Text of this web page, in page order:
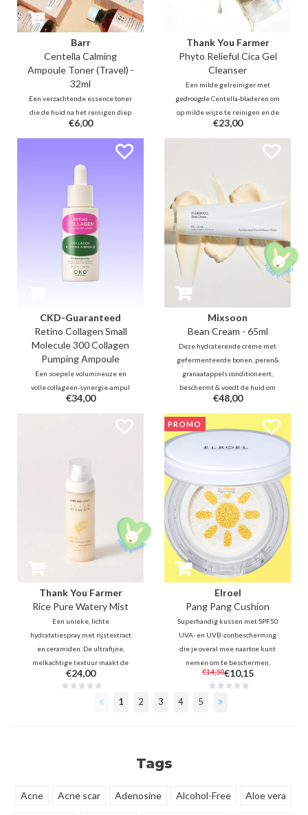
Barr
Centella Calming
Ampoule Toner (Travel) -
32ml
Een verzachtende essence toner
die de huid na het reinigen diep
hydrateert dankzij Panthenol,
Jojoba, Ceramide, Hyaluron.
Daarnaast is deze fles gevuld met
maar liefst 80% kalmerende en
€6,00
Thank You Farmer
Phyto Relieful Cica Gel
Cleanser
Een milde gelreiniger met
gedroogde Centella-bladeren om
op milde wijze te reinigen en de
geïrriteerde huid te kalmeren
door de natuurlijke hydraterende
factor te behouden. Het
alleen overtollige olie en
afvalstoffen.
€23,00
CKD-Guaranteed
Retino Collagen Small
Molecule 300 Collagen
Pumping Ampoule
Een soepele volumineuze en
volle collageen-synergie-ampul
met maar liefst 55% kleine
collageenmoleculen, extra
collageencapsules en 0,01%
en textuur.
€34,00
Mixsoon
Bean Cream - 65ml
Deze hydraterende crème met
gefermenteerde bonen, peren&
granaatappels conditioneert,
beschermt & voedt de huid om
veerkrachtiger,sterker &
stralender te worden.De crème
zit boordevol aminozuren om de
€48,00
Thank You Farmer
Rice Pure Watery Mist
Een unieke, lichte
hydratatiespray met rijstextract
en ceramiden. De ultrafijne,
melkachtige textuur maakt de
huid direct zachter en voller voor
een prachtige glans. Onmisbaar
voor een verfrissende boost, op
€24,00
PROMO
Elroel
Pang Pang Cushion
Superhandig kussen met SPF50
UVA- en UVB-zonbescherming
die je overal mee naartoe kunt
nemen om te beschermen,
hydrateren en kalmeren. Naast
UV-bescherming kalmeert en
voedt het zonnekussen ook de
€14,50€10,15
1 2 3 4 5
Tags
Acne Acne scar Adenosine Alcohol-Free Aloe vera